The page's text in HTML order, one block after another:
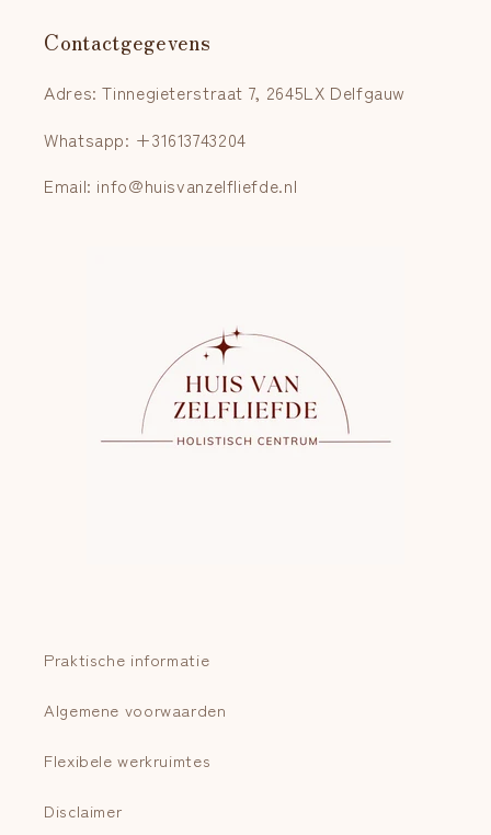
Contactgegevens
Adres: Tinnegieterstraat 7, 2645LX Delfgauw
Whatsapp: +31613743204
Email: info@huisvanzelfliefde.nl
Praktische informatie
Algemene voorwaarden
Flexibele werkruimtes
Disclaimer